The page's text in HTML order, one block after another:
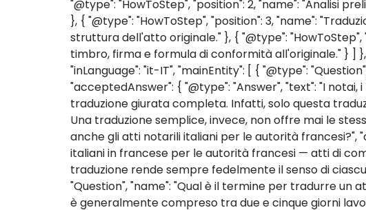
"@type": "HowToStep", "position": 2, "name": "Analisi
}, { "@type": "HowToStep", "position": 3, "name":
struttura dell'atto originale." }, { "@type":
timbro, firma e formula di conformità all'originale." }
"inLanguage": "it-IT", "mainEntity": [ { "@type":
"acceptedAnswer": { "@type": "Answer", "text": "I
traduzione giurata completa. Infatti, solo questa
Una traduzione semplice, invece, non offre mai le
anche gli atti notarili italiani per le autorità francesi?",
italiani in francese per le autorità francesi — atti di
traduzione rende sempre fedelmente il senso di
"Question", "name": "Qual è il termine per tradurre un
è generalmente compreso tra due e cinque giorni